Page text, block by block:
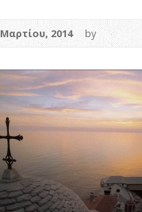
2014 by